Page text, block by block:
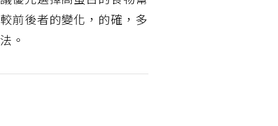
優先選擇高蛋白的食物幫
前後者的變化，的確，多
。